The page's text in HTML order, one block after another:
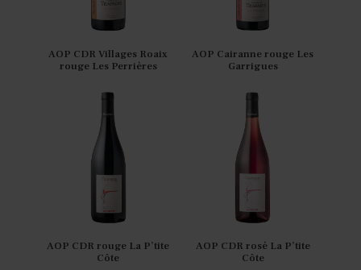
AOP CDR Villages Roaix
rouge Les Perrières
AOP Cairanne rouge Les
Garrigues
AOP CDR rouge La P’tite
Côte
AOP CDR rosé La P’tite
Côte